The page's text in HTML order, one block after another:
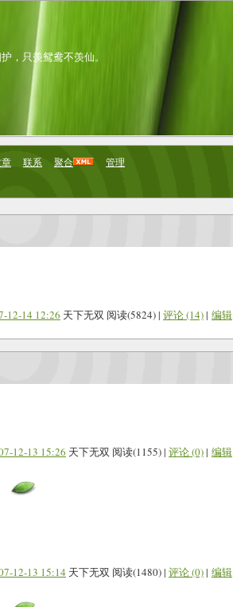
，只羡鸳鸯不羡仙。
联系 聚合 管理
12-14 12:26 天下无双 阅读(5824) | 评论 (14)| 编辑
12-13 15:26 天下无双 阅读(1155) | 评论 (0)| 编辑
12-13 15:14 天下无双 阅读(1480) | 评论 (0)| 编辑